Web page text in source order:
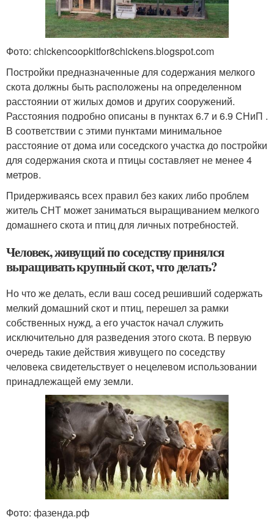
Фото: chickencoopkitfor8chickens.blogspot.com
Постройки предназначенные для содержания мелкого
скота должны быть расположены на определенном
расстоянии от жилых домов и других сооружений.
Расстояния подробно описаны в пунктах 6.7 и 6.9 СНиП .
В соответствии с этими пунктами минимальное
расстояние от дома или соседского участка до постройки
для содержания скота и птицы составляет не менее 4
метров.
Придерживаясь всех правил без каких либо проблем
житель СНТ может заниматься выращиванием мелкого
домашнего скота и птиц для личных потребностей.
Человек, живущий по соседству принялся
выращивать крупный скот, что делать?
Но что же делать, если ваш сосед решивший содержать
мелкий домашний скот и птиц, перешел за рамки
собственных нужд, а его участок начал служить
исключительно для разведения этого скота. В первую
очередь такие действия живущего по соседству
человека свидетельствует о нецелевом использовании
принадлежащей ему земли.
Фото: фазенда.рф